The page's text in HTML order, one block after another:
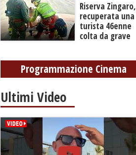
​Riserva Zingaro,
recuperata una
turista 46enne
colta da grave
Programmazione Cinema
Ultimi Video